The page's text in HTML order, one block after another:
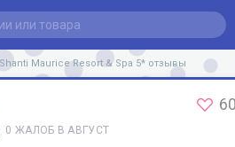
Shanti Maurice Resort & Spa 5* отзывы
0 ЖАЛОБ В АВГУСТ